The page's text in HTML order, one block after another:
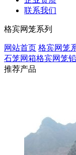
联系我们
格宾网笼系列
网站首页 格宾网笼
石笼网箱格宾网笼
推荐产品